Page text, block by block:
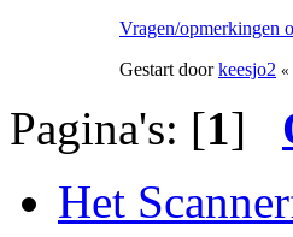
Vragen/opmerkingen
Gestart doorkeesjo2 «
Pagina's: [1]
Het